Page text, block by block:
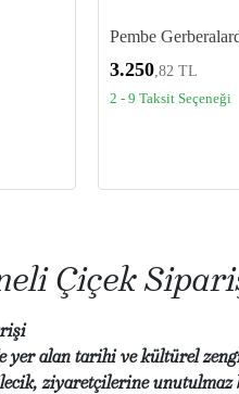
Pembe
3.250,82 TL
2 - 9 Taksit Seçeneği
Çiçek
yer alan tarihi ve kültürel
ziyaretçilerine